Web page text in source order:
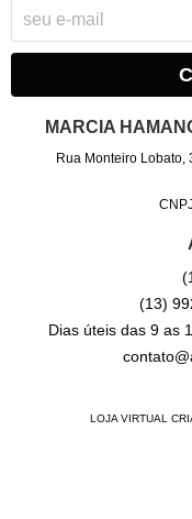
MARCIA
Rua Monteiro Lobato,
(13)
Dias úteis das 9 as
LOJA VIRTUAL